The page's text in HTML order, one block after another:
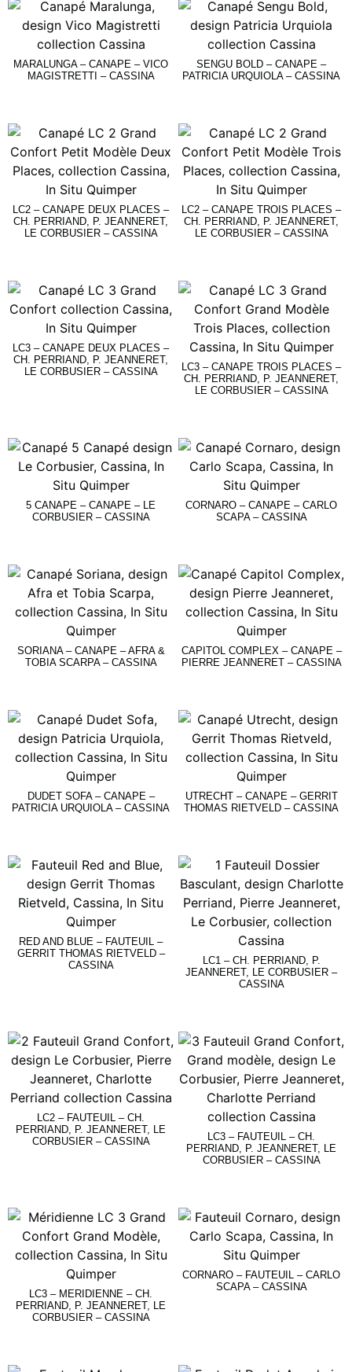
MARALUNGA – CANAPE – VICO
MAGISTRETTI – CASSINA
SENGU BOLD – CANAPE –
PATRICIA URQUIOLA – CASSINA
LC2 – CANAPE DEUX PLACES –
CH. PERRIAND, P. JEANNERET,
LE CORBUSIER – CASSINA
LC2 – CANAPE TROIS PLACES –
CH. PERRIAND, P. JEANNERET,
LE CORBUSIER – CASSINA
LC3 – CANAPE DEUX PLACES –
CH. PERRIAND, P. JEANNERET,
LE CORBUSIER – CASSINA
LC3 – CANAPE TROIS PLACES –
CH. PERRIAND, P. JEANNERET,
LE CORBUSIER – CASSINA
5 CANAPE – CANAPE – LE
CORBUSIER – CASSINA
CORNARO – CANAPE – CARLO
SCAPA – CASSINA
SORIANA – CANAPE – AFRA &
TOBIA SCARPA – CASSINA
CAPITOL COMPLEX – CANAPE –
PIERRE JEANNERET – CASSINA
DUDET SOFA – CANAPE –
PATRICIA URQUIOLA – CASSINA
UTRECHT – CANAPE – GERRIT
THOMAS RIETVELD – CASSINA
RED AND BLUE – FAUTEUIL –
GERRIT THOMAS RIETVELD –
CASSINA
LC1 – CH. PERRIAND, P.
JEANNERET, LE CORBUSIER –
CASSINA
LC2 – FAUTEUIL – CH.
PERRIAND, P. JEANNERET, LE
CORBUSIER – CASSINA
LC3 – FAUTEUIL – CH.
PERRIAND, P. JEANNERET, LE
CORBUSIER – CASSINA
LC3 – MERIDIENNE – CH.
PERRIAND, P. JEANNERET, LE
CORBUSIER – CASSINA
CORNARO – FAUTEUIL – CARLO
SCAPA – CASSINA